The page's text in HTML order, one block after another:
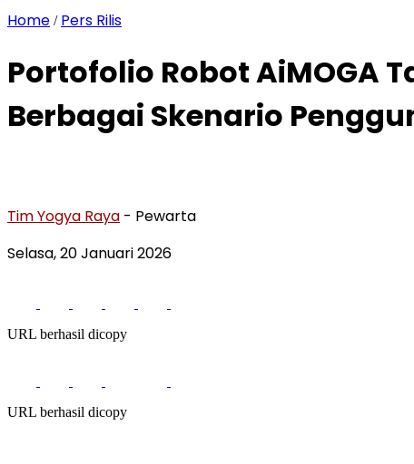
Home / Pers Rilis
Portofolio Robot AiMOGA
Berbagai Skenario
Tim Yogya Raya - Pewarta
Selasa, 20 Januari 2026
URL berhasil dicopy
URL berhasil dicopy